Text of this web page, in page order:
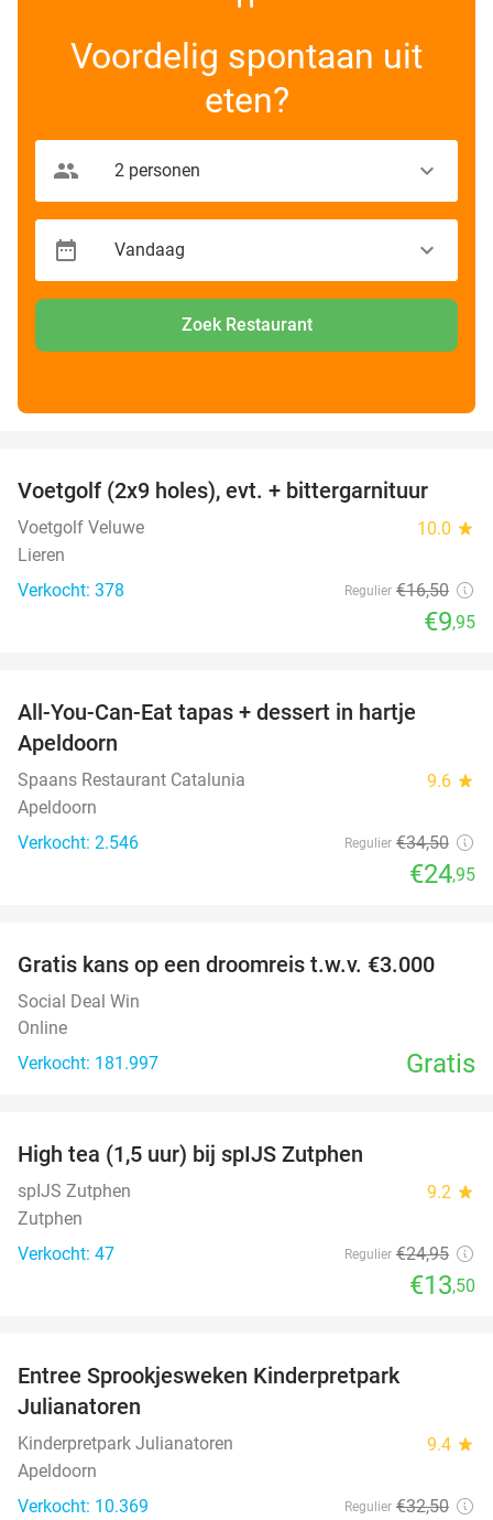
Voordelig spontaan uit
eten?
Zoek Restaurant
40%
Voetgolf (2x9 holes), evt. + bittergarnituur
Voetgolf Veluwe 10.0 star
Lieren
Verkocht: 378
Regulier €16,50
€9,95
All-You-Can-Eat tapas + dessert in hartje
Apeldoorn
Spaans Restaurant Catalunia 9.6 star
Apeldoorn
Verkocht: 2.546
Regulier €34,50
€24,95
Gratis kans op een droomreis t.w.v. €3.000
Social Deal Win
Online
Verkocht: 181.997
Gratis
High tea (1,5 uur) bij spIJS Zutphen
spIJS Zutphen 9.2 star
Zutphen
Verkocht: 47
Regulier €24,95
€13,50
Entree Sprookjesweken Kinderpretpark
Julianatoren
Kinderpretpark Julianatoren 9.4 star
Apeldoorn
Verkocht: 10.369
Regulier €32,50